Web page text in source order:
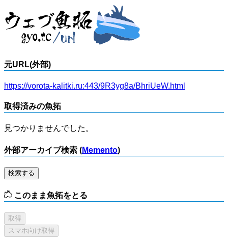
元URL(外部)
https://vorota-kalitki.ru:443/9R3yg8a/BhriUeW.html
取得済みの魚拓
見つかりませんでした。
外部アーカイブ検索 (Memento)
検索する
このまま魚拓をとる